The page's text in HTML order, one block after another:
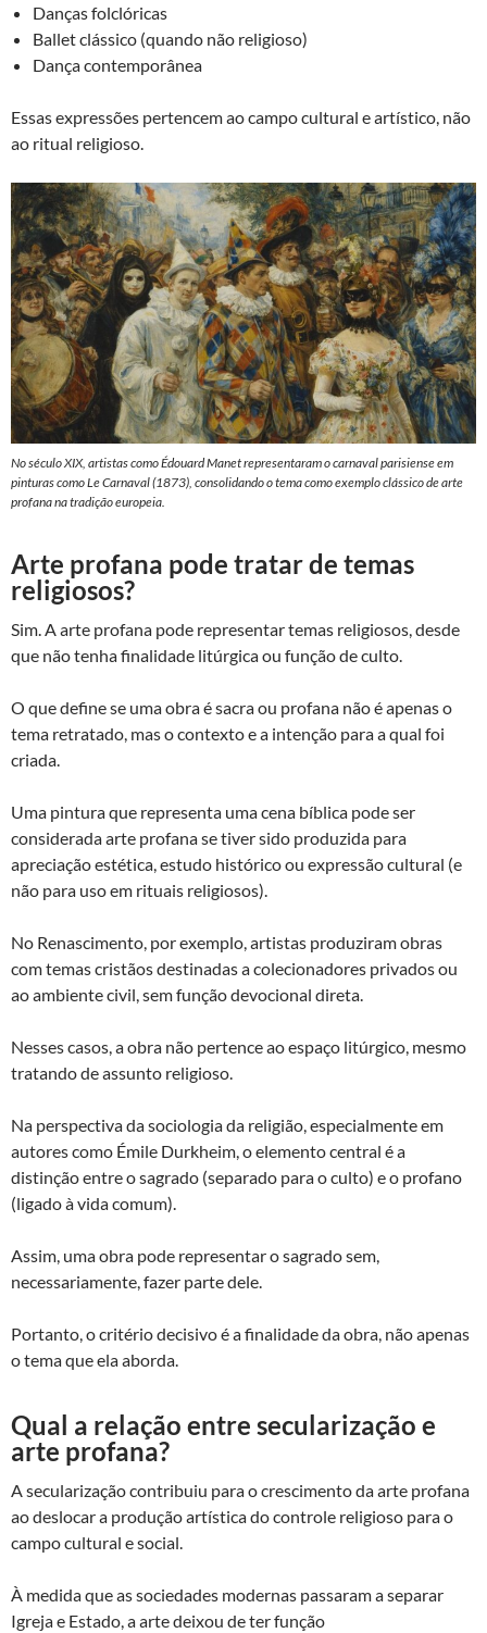
Danças folclóricas
Ballet clássico (quando não religioso)
Dança contemporânea
Essas expressões pertencem ao campo cultural e artístico, não
ao ritual religioso.
No século XIX, artistas como Édouard Manet representaram o carnaval parisiense em
pinturas como Le Carnaval (1873), consolidando o tema como exemplo clássico de arte
profana na tradição europeia.
Arte profana pode tratar de temas
religiosos?
Sim. A arte profana pode representar temas religiosos, desde
que não tenha finalidade litúrgica ou função de culto.
O que define se uma obra é sacra ou profana não é apenas o
tema retratado, mas o contexto e a intenção para a qual foi
criada.
Uma pintura que representa uma cena bíblica pode ser
considerada arte profana se tiver sido produzida para
apreciação estética, estudo histórico ou expressão cultural (e
não para uso em rituais religiosos).
No Renascimento, por exemplo, artistas produziram obras
com temas cristãos destinadas a colecionadores privados ou
ao ambiente civil, sem função devocional direta.
Nesses casos, a obra não pertence ao espaço litúrgico, mesmo
tratando de assunto religioso.
Na perspectiva da sociologia da religião, especialmente em
autores como Émile Durkheim, o elemento central é a
distinção entre o sagrado (separado para o culto) e o profano
(ligado à vida comum).
Assim, uma obra pode representar o sagrado sem,
necessariamente, fazer parte dele.
Portanto, o critério decisivo é a finalidade da obra, não apenas
o tema que ela aborda.
Qual a relação entre secularização e
arte profana?
A secularização contribuiu para o crescimento da arte profana
ao deslocar a produção artística do controle religioso para o
campo cultural e social.
À medida que as sociedades modernas passaram a separar
Igreja e Estado, a arte deixou de ter função